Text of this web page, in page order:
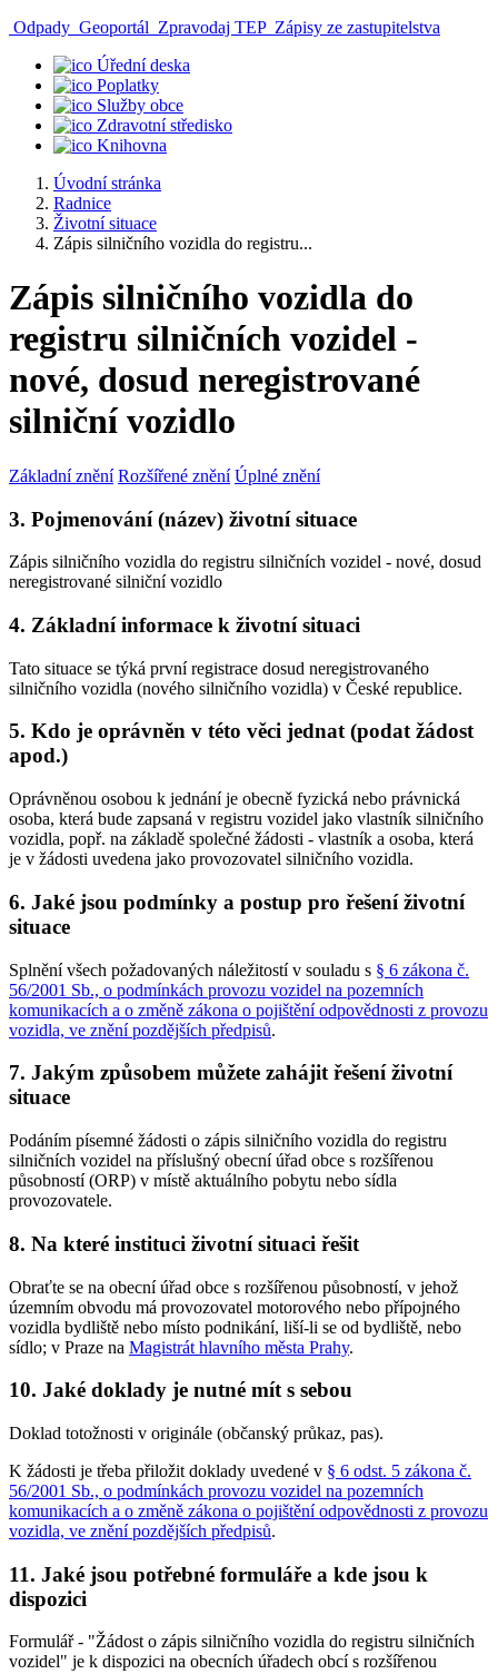
Odpady Geoportál Zpravodaj TEP Zápisy ze zastupitelstva
Úřední deska
Poplatky
Služby obce
Zdravotní středisko
Knihovna
Úvodní stránka
Radnice
Životní situace
Zápis silničního vozidla do registru...
Zápis silničního vozidla do
registru silničních vozidel -
nové, dosud neregistrované
silniční vozidlo
Základní znění Rozšířené znění Úplné znění
3. Pojmenování (název) životní situace
Zápis silničního vozidla do registru silničních vozidel - nové, dosud
neregistrované silniční vozidlo
4. Základní informace k životní situaci
Tato situace se týká první registrace dosud neregistrovaného
silničního vozidla (nového silničního vozidla) v České republice.
5. Kdo je oprávněn v této věci jednat (podat žádost
apod.)
Oprávněnou osobou k jednání je obecně fyzická nebo právnická
osoba, která bude zapsaná v registru vozidel jako vlastník silničního
vozidla, popř. na základě společné žádosti - vlastník a osoba, která
je v žádosti uvedena jako provozovatel silničního vozidla.
6. Jaké jsou podmínky a postup pro řešení životní
situace
Splnění všech požadovaných náležitostí v souladu s § 6 zákona č.
56/2001 Sb., o podmínkách provozu vozidel na pozemních
komunikacích a o změně zákona o pojištění odpovědnosti z provozu
vozidla, ve znění pozdějších předpisů.
7. Jakým způsobem můžete zahájit řešení životní
situace
Podáním písemné žádosti o zápis silničního vozidla do registru
silničních vozidel na příslušný obecní úřad obce s rozšířenou
působností (ORP) v místě aktuálního pobytu nebo sídla
provozovatele.
8. Na které instituci životní situaci řešit
Obraťte se na obecní úřad obce s rozšířenou působností, v jehož
územním obvodu má provozovatel motorového nebo přípojného
vozidla bydliště nebo místo podnikání, liší-li se od bydliště, nebo
sídlo; v Praze na Magistrát hlavního města Prahy.
10. Jaké doklady je nutné mít s sebou
Doklad totožnosti v originále (občanský průkaz, pas).
K žádosti je třeba přiložit doklady uvedené v § 6 odst. 5 zákona č.
56/2001 Sb., o podmínkách provozu vozidel na pozemních
komunikacích a o změně zákona o pojištění odpovědnosti z provozu
vozidla, ve znění pozdějších předpisů.
11. Jaké jsou potřebné formuláře a kde jsou k
dispozici
Formulář - "Žádost o zápis silničního vozidla do registru silničních
vozidel" je k dispozici na obecních úřadech obcí s rozšířenou